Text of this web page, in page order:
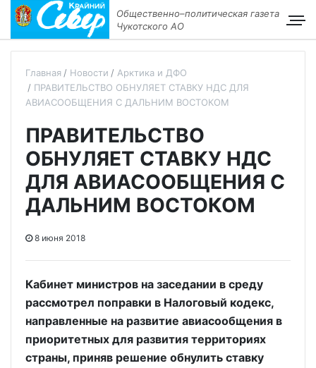
Общественно–политическая газета
Чукотского АО
Главная Новости
Арктика и ДФО
ПРАВИТЕЛЬСТВО ОБНУЛЯЕТ СТАВКУ НДС ДЛЯ
АВИАСООБЩЕНИЯ С ДАЛЬНИМ ВОСТОКОМ
ПРАВИТЕЛЬСТВО
ОБНУЛЯЕТ СТАВКУ НДС
ДЛЯ АВИАСООБЩЕНИЯ С
ДАЛЬНИМ ВОСТОКОМ
8 июня 2018
Кабинет министров на заседании в среду
рассмотрел поправки в Налоговый кодекс,
направленные на развитие авиасообщения в
приоритетных для развития территориях
страны, приняв решение обнулить ставку